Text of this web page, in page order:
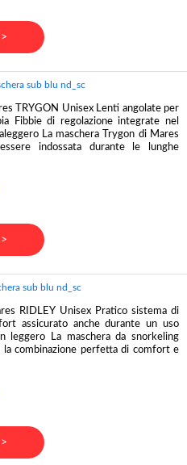
sub blu nd_sc
TRYGON Unisex Lenti angolate per
Fibbie di regolazione integrate nel
La maschera Trygon di Mares
indossata durante le lunghe
sub blu nd_sc
RIDLEY Unisex Pratico sistema di
assicurato anche durante un uso
leggero La maschera da snorkeling
la combinazione perfetta di comfort e